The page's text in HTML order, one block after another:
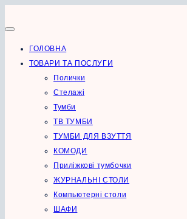
до
ГОЛОВНА
ТОВАРИ ТА ПОСЛУГИ
Полички
Стелажі
Тумби
ТВ ТУМБИ
ТУМБИ ДЛЯ ВЗУТТЯ
КОМОДИ
Приліжкові тумбочки
ЖУРНАЛЬНІ СТОЛИ
Компьютерні столи
ШАФИ